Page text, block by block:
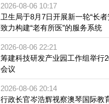
2026-08-06 10:17
卫生局于8月7日开展新一轮“长
致力构建“老有所医”的服务系统
2026-08-06 22:21
筹建科技研发产业园工作组举行
会议
2026-08-06 20:14
行政长官岑浩辉视察澳琴国际教